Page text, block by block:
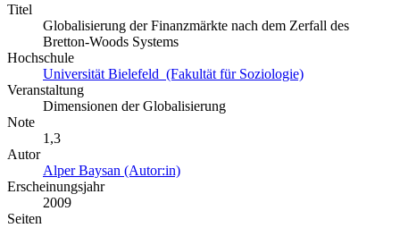
Titel
Globalisierung der Finanzmärkte nach dem Zerfall des
Bretton-Woods Systems
Hochschule
Universität Bielefeld (Fakultät für Soziologie)
Veranstaltung
Dimensionen der Globalisierung
Note
1,3
Autor
Alper Baysan (Autor:in)
Erscheinungsjahr
2009
Seiten